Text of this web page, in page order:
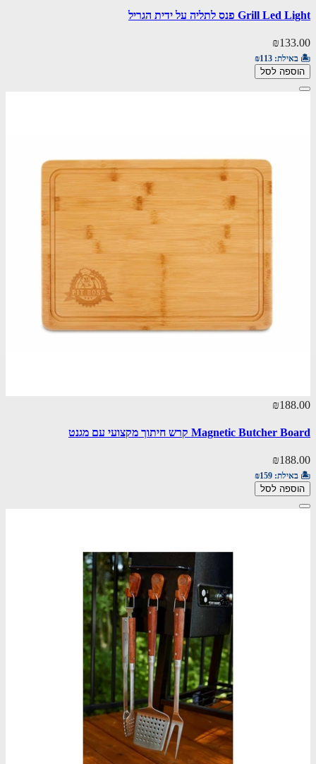
Grill Led Light פנס לתליה על ידית הגריל
₪133.00
🏝️ באילת: ₪113
הוספה לסל
₪188.00
Magnetic Butcher Board קרש חיתוך מקצועי עם מגנט
₪188.00
🏝️ באילת: ₪159
הוספה לסל